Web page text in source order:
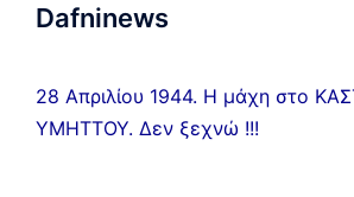
Dafninews
28 Απριλίου 1944. Η μάχη στο
ΥΜΗΤΤΟΥ. Δεν ξεχνώ !!!